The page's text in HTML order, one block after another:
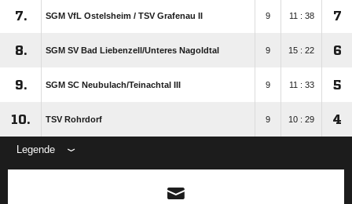
7. SGM VfL Ostelsheim /​ TSV Grafenau II 9 11 : 38 7
8. SGM SV Bad Liebenzell/​Unteres Nagoldtal 9 15 : 22 6
9. SGM SC Neubulach/​Teinachtal III 9 11 : 33 5
10. TSV Rohrdorf 9 10 : 29 4
Legende
ANZEIGE